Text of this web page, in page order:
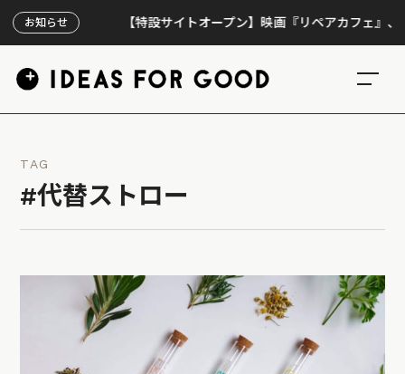
お知らせ 【特設サイトオープン】映画『リペアカフェ』、上映300
TAG
#代替ストロー